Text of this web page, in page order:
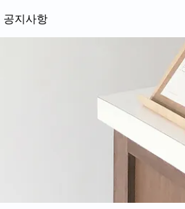
공지사항